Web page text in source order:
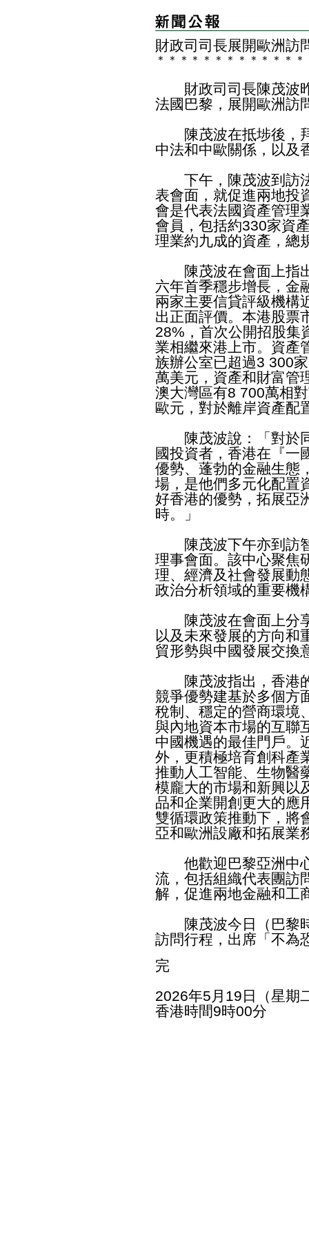
財政司司長展開歐洲訪
＊ ＊ ＊ ＊ ＊ ＊ ＊ ＊ ＊ ＊ ＊ ＊ ＊
財政司司長陳茂波昨
法國巴黎，展開歐洲訪
陳茂波在抵埗後，拜
中法和中歐關係，以及
下午，陳茂波到訪法
表會面，就促進兩地投
會是代表法國資產管理
會員，包括約330家資
理業約九成的資產，總
陳茂波在會面上指出
六年首季穩步增長，金
兩家主要信貸評級機構
出正面評價。本港股票
28%，首次公開招股集
業相繼來港上市。資產
族辦公室已超過3 300
萬美元，資產和財富管
澳大灣區有8 700萬相
歐元，對於離岸資產配
陳茂波說：「對於同
國投資者，香港在『一
優勢、蓬勃的金融生態
場，是他們多元化配置
好香港的優勢，拓展亞
時。」
陳茂波下午亦到訪智
理事會面。該中心聚焦
理、經濟及社會發展動
政治分析領域的重要機
陳茂波在會面上分享
以及未來發展的方向和
貿形勢與中國發展交換
陳茂波指出，香港的
競爭優勢建基於多個方
稅制、穩定的營商環境
與內地資本市場的互聯
中國機遇的最佳門戶。
外，更積極培育創科產
推動人工智能、生物醫
模龐大的市場和新興以
品和企業開創更大的應
雙循環政策推動下，將
亞和歐洲設廠和拓展業
他歡迎巴黎亞洲中心
流，包括組織代表團訪
解，促進兩地金融和工
陳茂波今日（巴黎時
訪問行程，出席「不為
完
2026年5月19日（星期
香港時間9時00分